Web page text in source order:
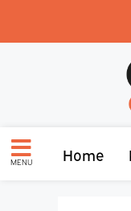
MENU Home